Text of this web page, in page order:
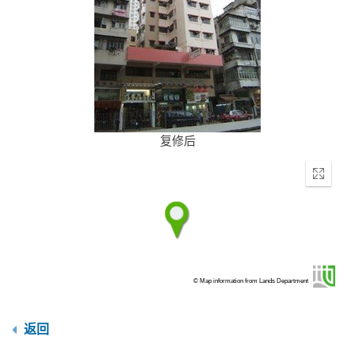
复修后
Enter
© Map information from Lands Department
返回